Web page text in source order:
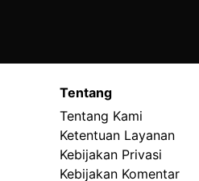
Tentang
Tentang Kami
Ketentuan Layanan
Kebijakan Privasi
Kebijakan Komentar